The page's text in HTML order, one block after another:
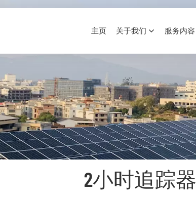
主页 关于我们 服务内容
2小时追踪器